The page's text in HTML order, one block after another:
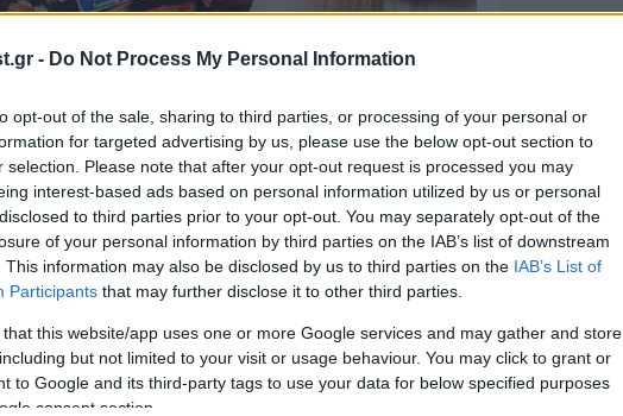
- Do Not Process My Personal Information
opt-out of the sale, sharing to third parties, or processing of your personal or
for targeted advertising by us, please use the below opt-out section to
selection. Please note that after your opt-out request is processed you may
interest-based ads based on personal information utilized by us or personal
to third parties prior to your opt-out. You may separately opt-out of the
of your personal information by third parties on the IAB’s list of downstream
This information may also be disclosed by us to third parties on the IAB’s List of
Participants that may further disclose it to other third parties.
that this website/app uses one or more Google services and may gather and store
but not limited to your visit or usage behaviour. You may click to grant or
to Google and its third-party tags to use your data for below specified purposes
consent section.
να «φέρνει βόλτα» τους άτακτους
σε σχολείο που εργαζόταν, όμως με